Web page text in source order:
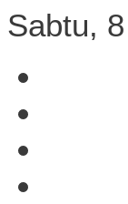
Sabtu,